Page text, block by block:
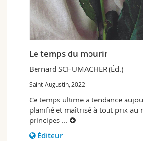
Le temps du mourir
Bernard SCHUMACHER (Éd.)
Saint-Augustin, 2022
Ce temps ultime a tendance
planifié et maîtrisé à tout prix au
principes ...
Éditeur